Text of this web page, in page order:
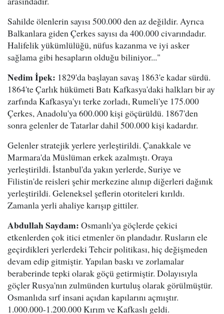
Sahilde ölenlerin sayısı 500.000 den az değildir. Ayrıca
Balkanlara giden Çerkes sayısı da 400.000 civarındadır.
Halifelik yükümlülüğü, nüfus kazanma ve iyi asker
sağlama gibi hesapların olduğu biliniyor..."
Nedim İpek: 1829'da başlayan savaş 1863'e kadar sürdü.
1864'te Çarlık hükümeti Batı Kafkasya'daki halkları bir ay
zarfında Kafkasya'yı terke zorladı, Rumeli'ye 175.000
Çerkes, Anadolu'ya 600.000 kişi göçürüldü. 1867'den
sonra gelenler de Tatarlar dahil 500.000 kişi kadardır.
Gelenler stratejik yerlere yerleştirildi. Çanakkale ve
Marmara'da Müslüman erkek azalmıştı. Oraya
yerleştirildi. İstanbul'da yakın yerlerde, Suriye ve
Filistin'de reisleri şehir merkezine alınıp diğerleri dağınık
yerleştirildi. Geleneksel şeflerin otoriteleri kırıldı.
Zamanla yerli ahaliye karışıp gittiler.
Abdullah Saydam: Osmanlı'ya göçlerde çekici
etkenlerden çok itici etmenler ön plandadır. Rusların ele
geçirdikleri yerlerdeki Tehcir politikası, hiç değişmeden
devam edip gitmiştir. Yapılan baskı ve zorlamalar
beraberinde tepki olarak göçü getirmiştir. Dolayısıyla
göçler Rusya'nın zulmünden kurtuluş olarak görülmüştür.
Osmanlıda sırf insani açıdan kapılarını açmıştır.
1.000.000-1.200.000 Kırım ve Kafkaslı geldi.